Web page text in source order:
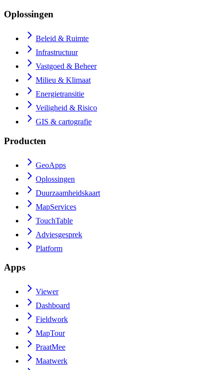
Oplossingen
Beleid & Ruimte
Infrastructuur
Vastgoed & Beheer
Milieu & Klimaat
Energietransitie
Veiligheid & Risico
GIS & cartografie
Producten
GeoApps
Oplossingen
Duurzaamheidskaart
MapServices
TouchTable
Adviesgesprek
Platform
Apps
Viewer
Dashboard
Fieldwork
MapTour
PraatMee
Maatwerk